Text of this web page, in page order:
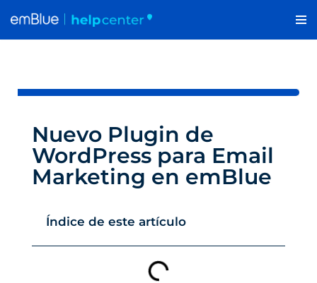
Saltar
Nuevo Plugin de
WordPress para Email
Marketing en emBlue
Índice de este artículo